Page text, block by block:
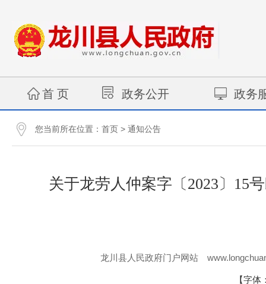
首 页 政务公开 政务
您当前所在位置： 首页 > 通知公告
关于龙劳人仲案字〔2023〕15
龙川县人民政府门户网站
【字体